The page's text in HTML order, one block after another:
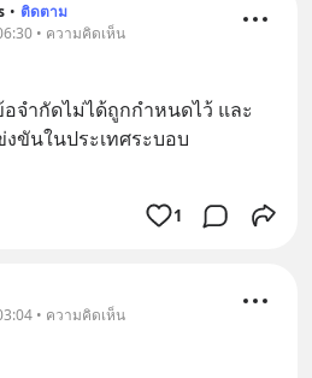
• ติดตาม
• ความคิดเห็น
จำกัดไม่ได้ถูกกำหนดไว้ และ
ขันในประเทศระบอบ
1
• ความคิดเห็น